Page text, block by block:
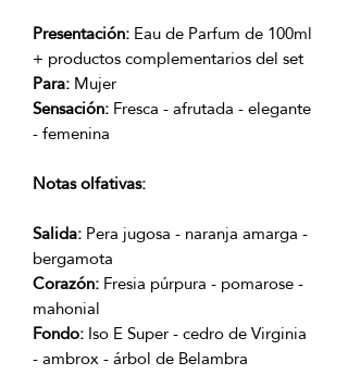
Presentación:Eau de Parfum de 100ml
+ productos complementarios del set
Para:Mujer
Sensación:Fresca - afrutada - elegante
- femenina
Notas olfativas:
Salida:Pera jugosa - naranja amarga -
bergamota
Corazón:Fresia púrpura - pomarose -
mahonial
Fondo:Iso E Super - cedro de Virginia
- ambrox - árbol de Belambra